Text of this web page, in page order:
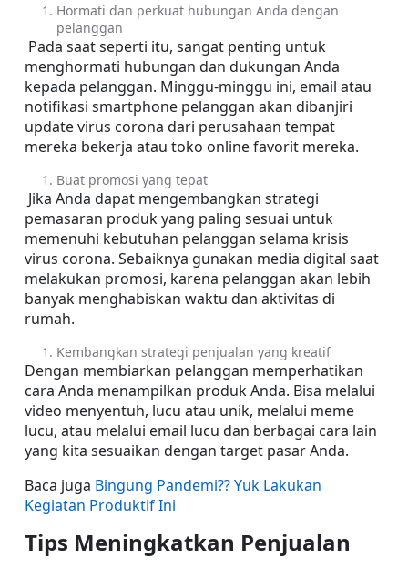
Hormati dan perkuat hubungan Anda dengan
pelanggan
Pada saat seperti itu, sangat penting untuk
menghormati hubungan dan dukungan Anda
kepada pelanggan. Minggu-minggu ini, email atau
notifikasi smartphone pelanggan akan dibanjiri
update virus corona dari perusahaan tempat
mereka bekerja atau toko online favorit mereka.
Buat promosi yang tepat
Jika Anda dapat mengembangkan strategi
pemasaran produk yang paling sesuai untuk
memenuhi kebutuhan pelanggan selama krisis
virus corona. Sebaiknya gunakan media digital saat
melakukan promosi, karena pelanggan akan lebih
banyak menghabiskan waktu dan aktivitas di
rumah.
Kembangkan strategi penjualan yang kreatif
Dengan membiarkan pelanggan memperhatikan
cara Anda menampilkan produk Anda. Bisa melalui
video menyentuh, lucu atau unik, melalui meme
lucu, atau melalui email lucu dan berbagai cara lain
yang kita sesuaikan dengan target pasar Anda.
Baca juga Bingung Pandemi?? Yuk Lakukan
Kegiatan Produktif Ini
Tips Meningkatkan Penjualan